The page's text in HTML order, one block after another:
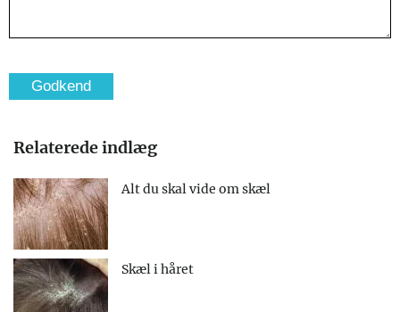
Relaterede indlæg
Alt du skal vide om skæl
Skæl i håret